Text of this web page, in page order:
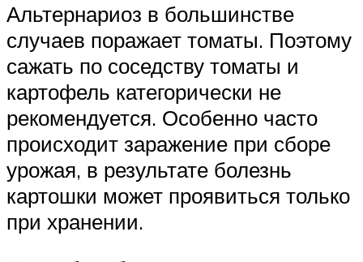
Альтернариоз в большинстве
случаев поражает томаты. Поэтому
сажать по соседству томаты и
картофель категорически не
рекомендуется. Особенно часто
происходит заражение при сборе
урожая, в результате болезнь
картошки может проявиться только
при хранении.